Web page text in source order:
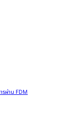
ผ่าน FDM